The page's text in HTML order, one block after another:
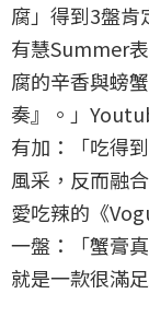
腐」得到3盤肯
有慧Summer
腐的辛香與螃
奏』。」
有加：「吃得
風采，反而融
愛吃辣的《
一盤：「蟹膏
就是一款很滿足